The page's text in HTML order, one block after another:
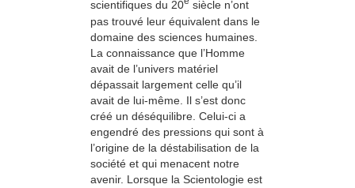
scientifiques du 20
siècle n’ont
pas trouvé leur équivalent dans le
domaine des sciences humaines.
La connaissance que l’Homme
avait de l’univers matériel
dépassait largement celle qu’il
avait de lui-même. Il s’est donc
créé un déséquilibre. Celui-ci a
engendré des pressions qui sont à
l’origine de la déstabilisation de la
société et qui menacent notre
avenir. Lorsque la Scientologie est